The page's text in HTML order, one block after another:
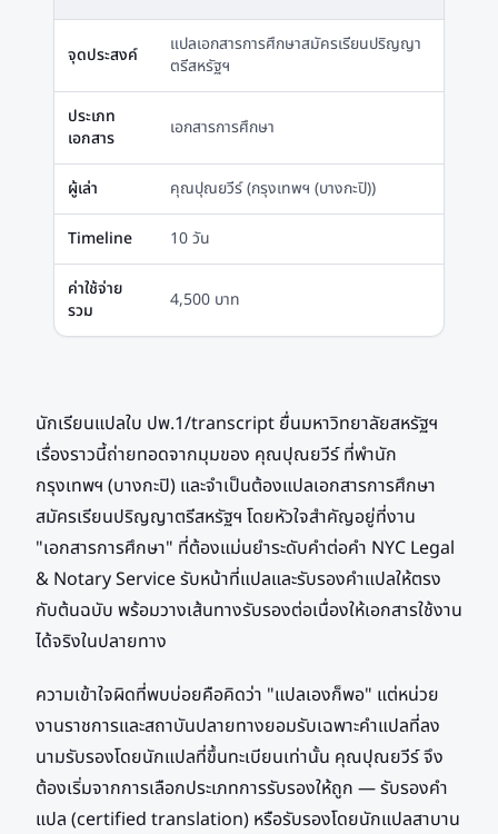
จุดประสงค์
แปลเอกสารการศึกษาสมัครเรียนปริญญา
ตรีสหรัฐฯ
ประเภท
เอกสาร
เอกสารการศึกษา
ผู้เล่า คุณปุณยวีร์ (กรุงเทพฯ (บางกะปิ))
Timeline 10 วัน
ค่าใช้จ่าย
รวม
4,500 บาท
นักเรียนแปลใบ ปพ.1/transcript ยื่นมหาวิทยาลัยสหรัฐฯ
เรื่องราวนี้ถ่ายทอดจากมุมของ คุณปุณยวีร์ ที่พำนัก
กรุงเทพฯ (บางกะปิ) และจำเป็นต้องแปลเอกสารการศึกษา
สมัครเรียนปริญญาตรีสหรัฐฯ โดยหัวใจสำคัญอยู่ที่งาน
"เอกสารการศึกษา" ที่ต้องแม่นยำระดับคำต่อคำ NYC Legal
& Notary Service รับหน้าที่แปลและรับรองคำแปลให้ตรง
กับต้นฉบับ พร้อมวางเส้นทางรับรองต่อเนื่องให้เอกสารใช้งาน
ได้จริงในปลายทาง
ความเข้าใจผิดที่พบบ่อยคือคิดว่า "แปลเองก็พอ" แต่หน่วย
งานราชการและสถาบันปลายทางยอมรับเฉพาะคำแปลที่ลง
นามรับรองโดยนักแปลที่ขึ้นทะเบียนเท่านั้น คุณปุณยวีร์ จึง
ต้องเริ่มจากการเลือกประเภทการรับรองให้ถูก — รับรองคำ
แปล (certified translation) หรือรับรองโดยนักแปลสาบาน